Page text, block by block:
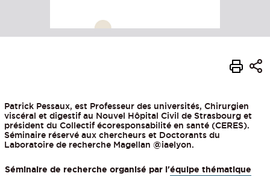
Patrick Pessaux, est Professeur des universités, Chirurgien
viscéral et digestif au Nouvel Hôpital Civil de Strasbourg et
président du Collectif écoresponsabilité en santé (CERES).
Séminaire réservé aux chercheurs et Doctorants du
Laboratoire de recherche Magellan @iaelyon.
Séminaire de recherche organisé par l'équipe thématique